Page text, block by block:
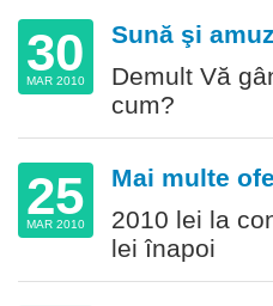
30
MAR 2010
Sună şi
Demult Vă
cum?
25
MAR 2010
Mai multe
2010 lei la
lei înapoi